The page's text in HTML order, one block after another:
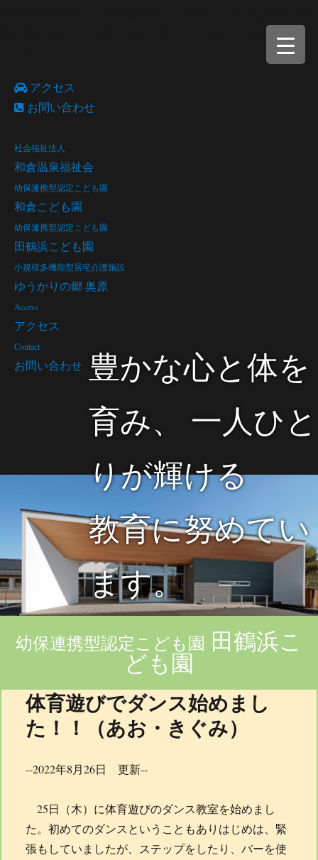
アクセス
お問い合わせ
社会福祉法人
和倉温泉福祉会
幼保連携型認定こども園
和倉こども園
幼保連携型認定こども園
田鶴浜こども園
小規模多機能型居宅介護施設
ゆうかりの郷 奥原
Access
アクセス
Contact
お問い合わせ 豊かな心と体を
育み、 一人ひと
りが輝ける
教育に努めてい
ます。
幼保連携型認定こども園 田鶴浜こ
ども園
体育遊びでダンス始めまし
た！！（あお・きぐみ）
--2022年8月26日 更新--
25日（木）に体育遊びのダンス教室を始めまし
た。初めてのダンスということもありはじめは、緊
張もしていましたが、ステップをしたり、バーを使